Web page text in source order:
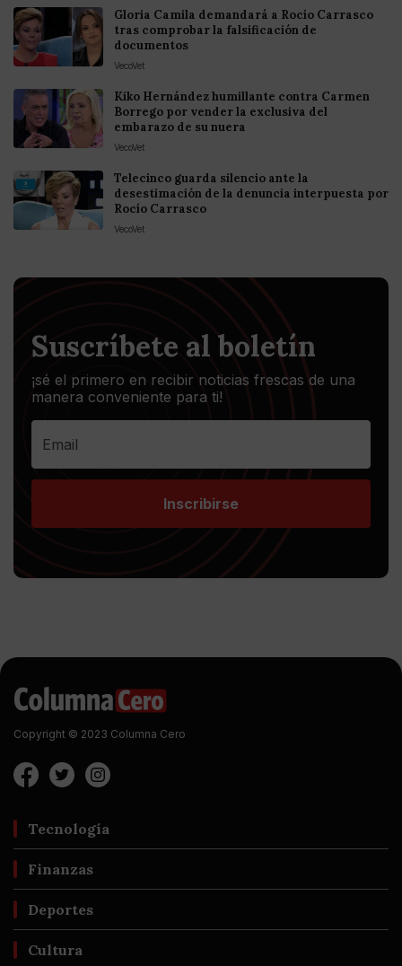
Gloria Camila demandará a Rocío Carrasco
tras comprobar la falsificación de
documentos
VecoVet
Kiko Hernández humillante contra Carmen
Borrego por vender la exclusiva del
embarazo de su nuera
VecoVet
Telecinco guarda silencio ante la
desestimación de la denuncia interpuesta por
Rocío Carrasco
VecoVet
Suscríbete al boletín
¡sé el primero en recibir noticias frescas de una
manera conveniente para ti!
Inscribirse
Copyright © 2023 Columna Cero
Tecnología
Finanzas
Deportes
Cultura